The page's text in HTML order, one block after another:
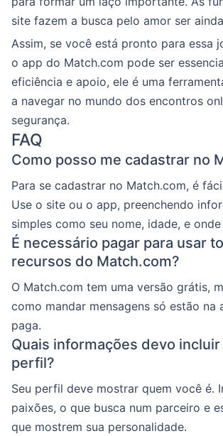
site fazem a busca pelo amor ser
Assim, se você está pronto para essa
o app do Match.com pode ser
eficiência e apoio, ele é uma
a navegar no mundo dos encontros
segurança.
FAQ
Como posso me cadastrar no
Para se cadastrar no Match.com, é
Use o site ou o app, preenchendo
simples como seu nome, idade, e
É necessário pagar para usar
recursos do Match.com?
O Match.com tem uma versão grátis,
como mandar mensagens só estão na
paga.
Quais informações devo incluir
perfil?
Seu perfil deve mostrar quem você é.
paixões, o que busca num parceiro e
que mostrem sua personalidade.